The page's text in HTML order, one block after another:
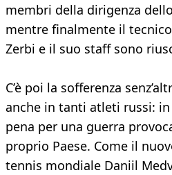
membri della dirigenza
mentre finalmente il
Zerbi e il suo staff sono
C’è poi la sofferenza
anche in tanti atleti russi:
pena per una guerra
proprio Paese. Come il
tennis mondiale Daniil